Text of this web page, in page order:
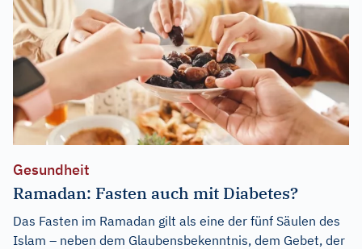
Gesundheit
Ramadan: Fasten auch mit Diabetes?
Das Fasten im Ramadan gilt als eine der fünf Säulen des
Islam – neben dem Glaubensbekenntnis, dem Gebet, der